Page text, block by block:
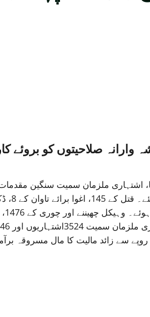
معہ قتل کے 5 مقدمات چالان ہوا۔
اور 1746عدالتی مفرور گرفتار ہوئے۔